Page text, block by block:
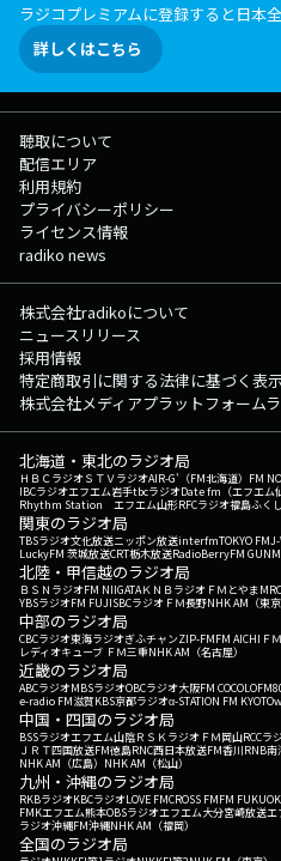
ラジコプレミアムに登録すると日本
詳しくはこちら
聴取について
配信エリア
利用規約
プライバシーポリシー
ライセンス情報
radiko news
株式会社radikoについて
ニュースリリース
採用情報
特定商取引に関する法律に基づく表
株式会社メディアプラットフォーム
北海道・東北のラジオ局
ＨＢＣラジオＳＴＶラジオAIR-G'（FM北海道） FM
IBCラジオエフエム岩手tbcラジオDate fm（エフエム
Rhythm Station エフエム山形RFCラジオ福島ふく
関東のラジオ局
TBSラジオ文化放送ニッポン放送interfmTOKYO FMJ-
LuckyFM 茨城放送CRT栃木放送RadioBerryFM
北陸・甲信越のラジオ局
ＢＳＮラジオFM NIIGATAＫＮＢラジオ ＦＭとやま
YBSラジオFM FUJISBCラジオ ＦＭ長野NHK AM（東京
中部のラジオ局
CBCラジオ東海ラジオぎふチャンZIP-FMFM AICHI Ｆ
レディオキューブ ＦＭ三重NHK AM（名古屋）
近畿のラジオ局
ABCラジオMBSラジオOBCラジオ大阪FM COCOLO
e-radio FM滋賀KBS京都ラジオα-STATION FM KYOTO
中国・四国のラジオ局
BSSラジオエフエム山陰ＲＳＫラジオ ＦＭ岡山RCCラ
ＪＲＴ四国放送FM徳島RNC西日本放送FM香川RNB南
NHK AM（広島） NHK AM（松山）
九州・沖縄のラジオ局
RKBラジオKBCラジオLOVE FMCROSS FMFM
FMKエフエム熊本OBSラジオエフエム大分宮崎放送エ
ラジオ沖縄FM沖縄NHK AM（福岡）
全国のラジオ局